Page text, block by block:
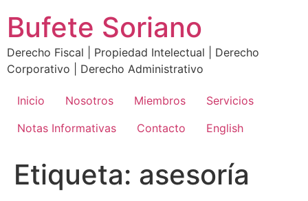
contenido
Bufete Soriano
Derecho Fiscal | Propiedad Intelectual | Derecho
Corporativo | Derecho Administrativo
Inicio Nosotros Miembros
Servicios
Notas Informativas
Contacto English
Etiqueta: asesoría